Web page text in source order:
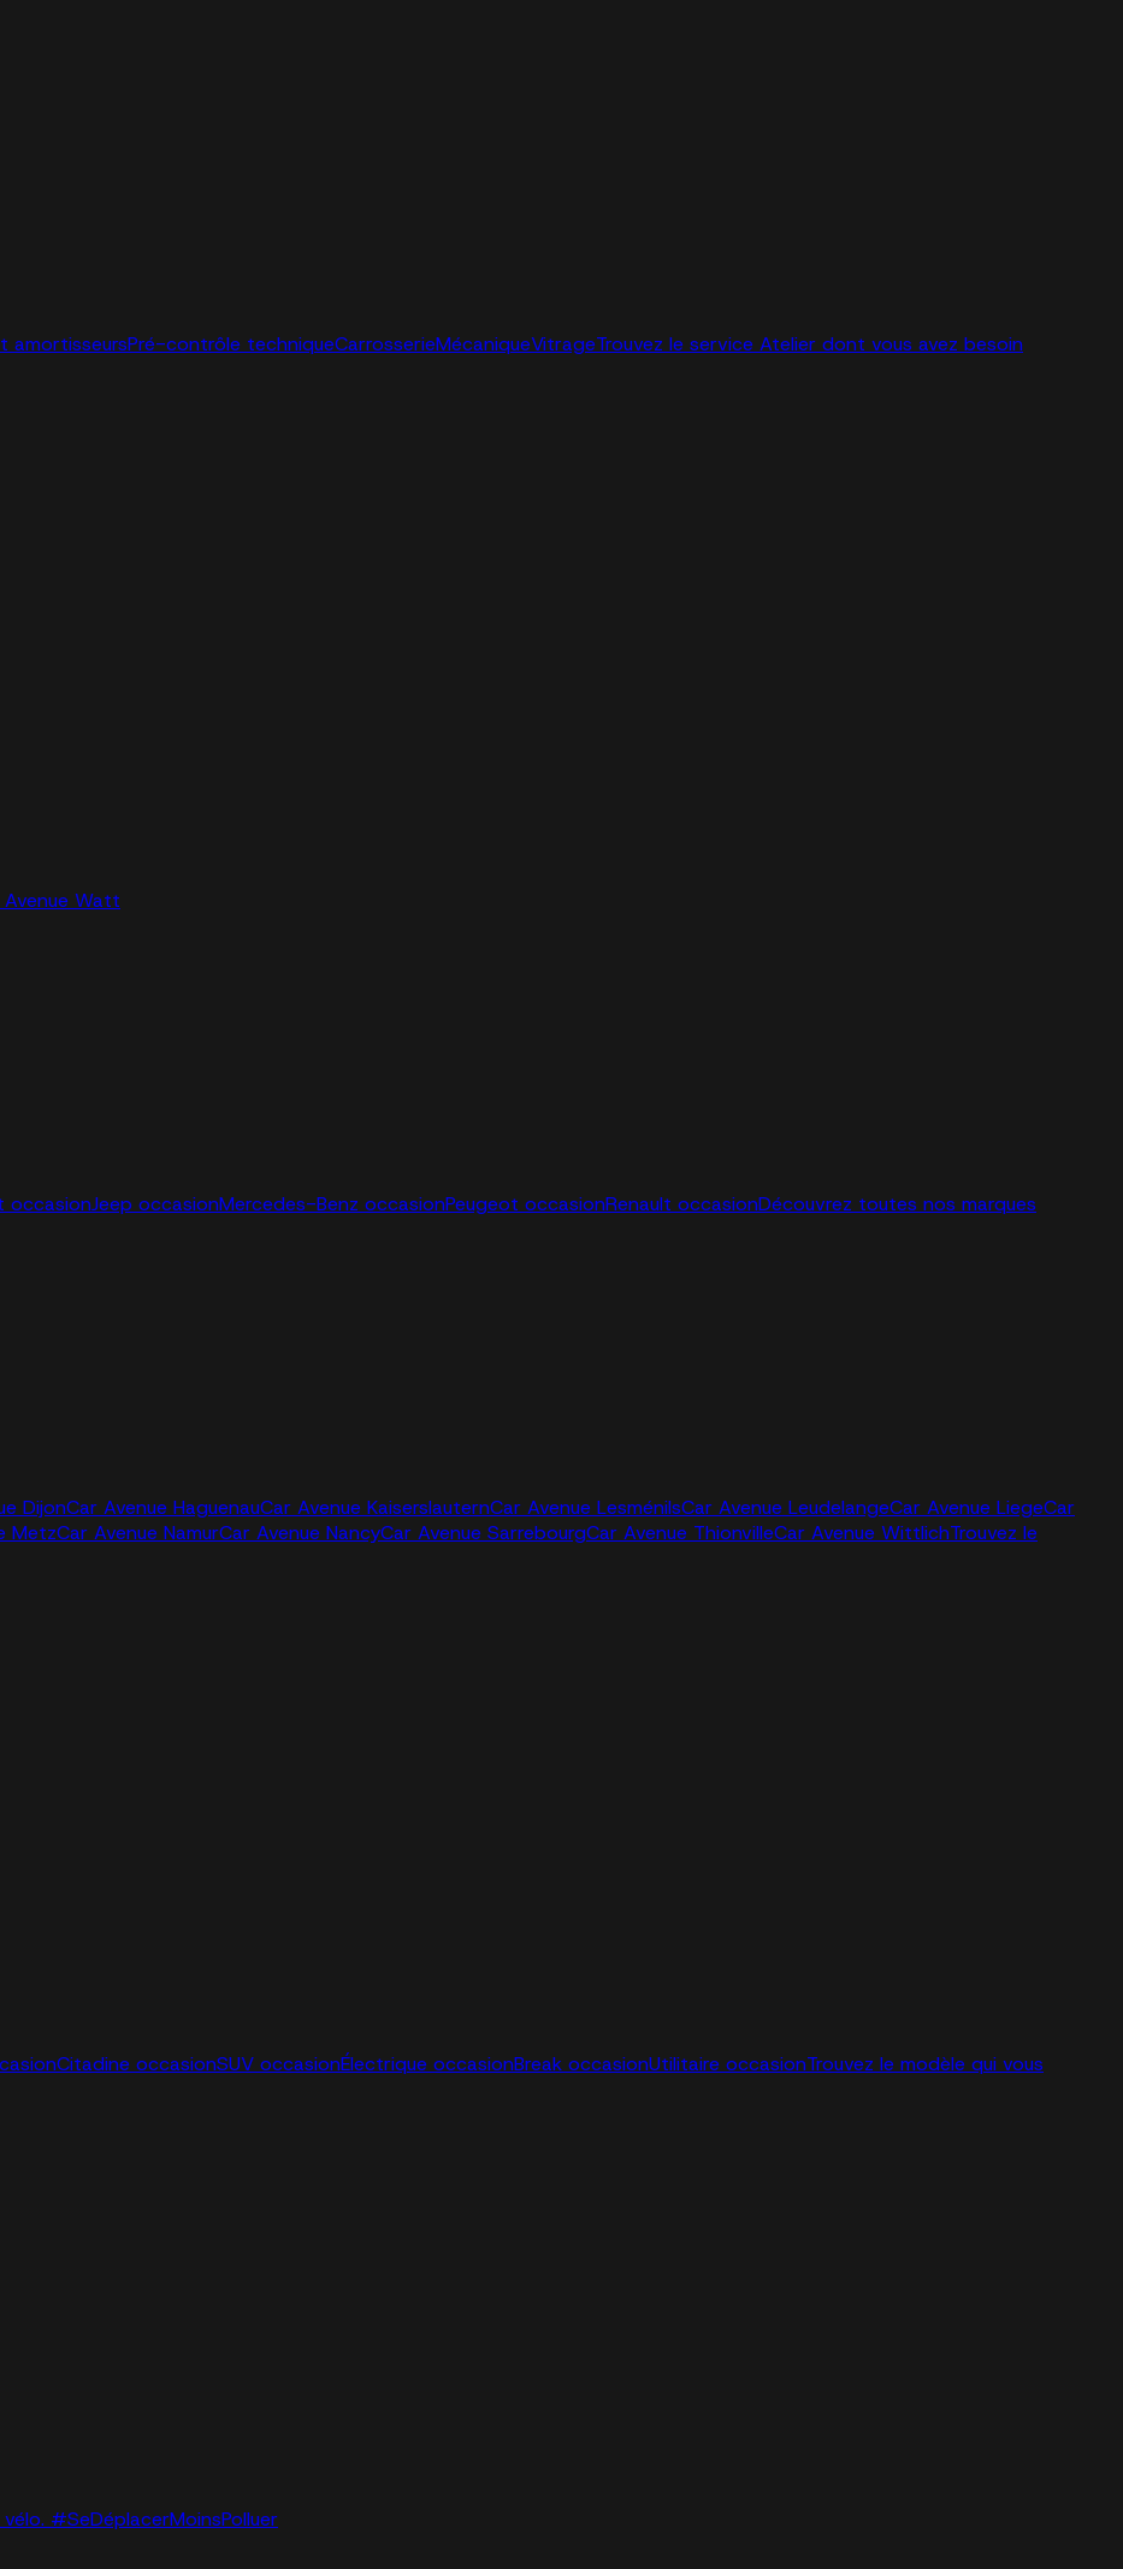
amortisseursPré-contrôle techniqueCarrosserieMécaniqueVitrageTrouvez le service Atelier dont vous avez besoin
Avenue Watt
occasionJeep occasionMercedes-Benz occasionPeugeot occasionRenault occasionDécouvrez toutes nos marques
DijonCar Avenue HaguenauCar Avenue KaiserslauternCar Avenue LesménilsCar Avenue LeudelangeCar Avenue LiegeCar
MetzCar Avenue NamurCar Avenue NancyCar Avenue SarrebourgCar Avenue ThionvilleCar Avenue WittlichTrouvez le
Citadine occasionSUV occasionÉlectrique occasionBreak occasionUtilitaire occasionTrouvez le modèle qui vous
#SeDéplacerMoinsPolluer